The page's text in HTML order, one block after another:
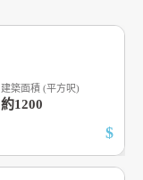
建築面積 (平方呎)
約1200
$